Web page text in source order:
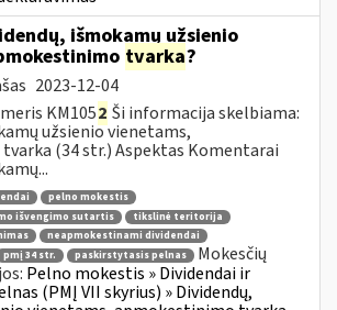
išmokamų užsienio
tvarka?
2023-12-04
KM1052 Ši informacija skelbiama:
užsienio vienetams,
(34 str.) Aspektas Komentarai
pelno mokestis
išvengimo sutartis
tikslinė teritorija
neapmokestinami dividendai
pmį 34 str. paskirstytasis pelnas
Mokesčių
Pelno mokestis » Dividendai ir
(PMĮ VII skyrius) » Dividendų,